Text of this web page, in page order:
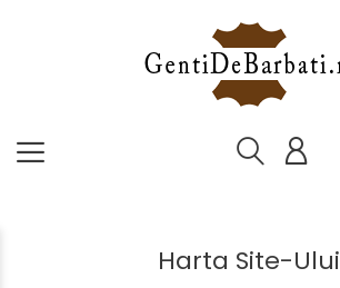
Harta Site-Ului